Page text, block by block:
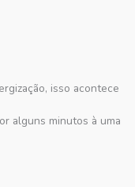
isso acontece
alguns minutos à uma